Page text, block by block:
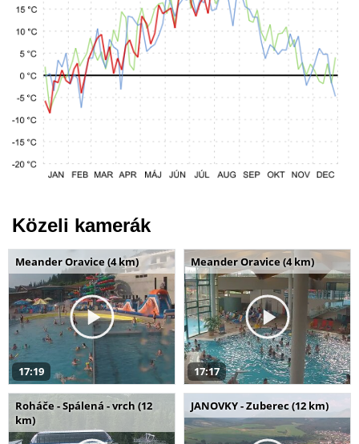
Közeli kamerák
Meander Oravice (4 km)
17:19
Meander Oravice (4 km)
17:17
Roháče - Spálená - vrch (12
km)
JANOVKY - Zuberec (12 km)